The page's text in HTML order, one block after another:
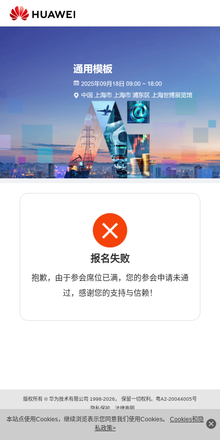
本站点使用Cookies，继续浏览表示您同意我们使用Cookies。 Cookies和隐
私政策>
报名失败
抱歉，由于参会席位已满，您的参会申请未通
过，感谢您的支持与信赖！
版权所有 © 华为技术有限公司 1998-2026。 保留一切权利。粤A2-20044005号
隐私保护
法律声明